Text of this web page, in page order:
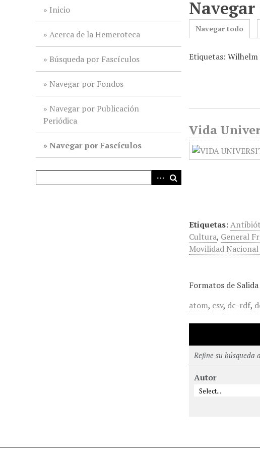
Inicio
Acerca de la Hemeroteca
Búsqueda por Fascículos
Navegar por Fondos
Navegar por Publicación
Periódica
Navegar por Fascículos
Navegar todo
Etiquetas: Wilhelm
Vida
Etiquetas:
Cultura, General
Movilidad
Formatos de Salida
atom, csv, dc-rdf,
Refine su búsqueda
Autor